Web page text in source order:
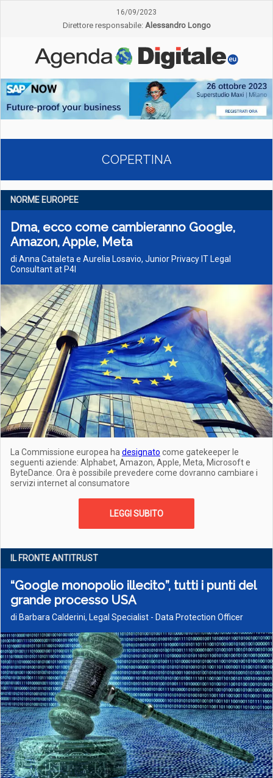
16/09/2023
Direttore responsabile: Alessandro Longo
COPERTINA
NORME EUROPEE
Dma, ecco come cambieranno Google,
Amazon, Apple, Meta
di Anna Cataleta e Aurelia Losavio, Junior Privacy IT Legal
Consultant at P4I
La Commissione europea ha designato come gatekeeper le
seguenti aziende: Alphabet, Amazon, Apple, Meta, Microsoft e
ByteDance. Ora è possibile prevedere come dovranno cambiare i
servizi internet al consumatore
LEGGI SUBITO
IL FRONTE ANTITRUST
“Google monopolio illecito”, tutti i punti del
grande processo USA
di Barbara Calderini, Legal Specialist - Data Protection Officer